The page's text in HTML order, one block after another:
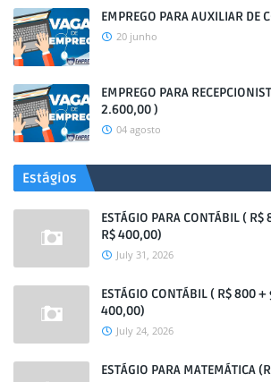
EMPREGO PARA AUXILIAR DE
20 junho
EMPREGO PARA
2.600,00 )
04 agosto
Estágios
ESTÁGIO PARA CONTÁBIL (
R$ 400,00)
July 31, 2026
ESTÁGIO CONTÁBIL ( R$ 800
400,00)
July 24, 2026
ESTÁGIO PARA MATEMÁTICA